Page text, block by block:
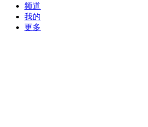
频道
我的
更多